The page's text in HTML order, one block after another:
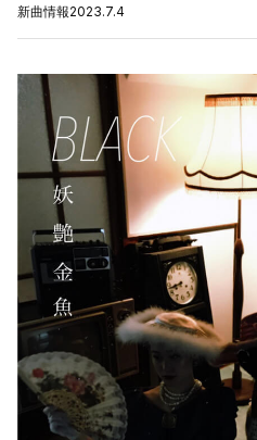
新曲情報2023.7.4